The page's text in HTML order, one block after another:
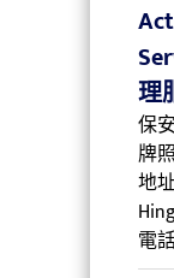
理
保
牌
地
電